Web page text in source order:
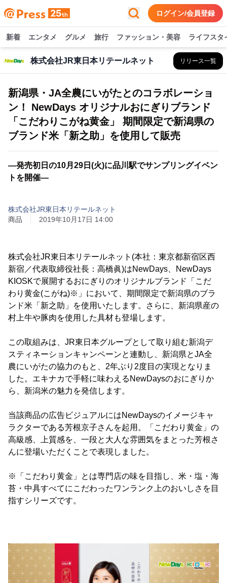
ログイン/会員登録
新着 エンタメ グルメ 旅行 ファッション・美容 ライフスタ
株式会社JR東日本リテールネット リリース一覧
新潟県・JA全農にいがたとのコラボレーショ
ン！ NewDays オリジナルおにぎりブランド
「こだわりこがね黄金」 期間限定で新潟県の
ブランド米「新之助」を使用して販売
―発売初日の10月29日(火)に品川駅でサンプリングイベン
トを開催―
株式会社JR東日本リテールネット
商品
2019年10月17日 14:00
株式会社JR東日本リテールネット(本社：東京都新宿区西
新宿／代表取締役社長：高橋眞)はNewDays、NewDays
KIOSKで展開するおにぎりのオリジナルブランド「こだ
わり黄金(こがね)※」において、期間限定で新潟県のブラ
ンド米「新之助」を使用いたします。さらに、新潟県産の
村上牛や豚肉を使用した具材も登場します。
この取組みは、JR東日本グループとして取り組む新潟デ
スティネーションキャンペーンと連動し、新潟県とJA全
農にいがたの協力のもと、2年ぶり2度目の実現となりま
した。エキナカで手軽に味わえるNewDaysのおにぎりか
ら、新潟米の魅力を発信します。
当該商品の広告ビジュアルにはNewDaysのイメージキャ
ラクターである芳根京子さんを起用。「こだわり黄金」の
高級感、上質感を、一段と大人な雰囲気をまとった芳根さ
んに登場いただくことで表現しました。
※「こだわり黄金」とは専門店の味を目指し、米・塩・海
苔・中具すべてにこだわったワンランク上のおいしさを目
指すシリーズです。